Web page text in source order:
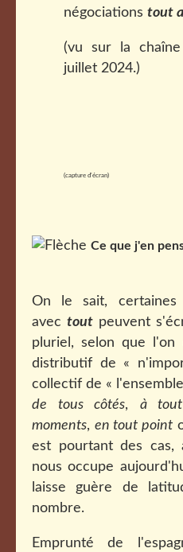
négociations tout
(vu sur la chaîne
juillet 2024.)
(capture d'écran)
Ce que j'en
On le sait, certaines
avectout peuvent
pluriel, selon que l'on
distributif de «
collectif de «
de tous côtés, à
moments, en tout point
est pourtant des
nous occupe
laisse guère de
nombre.
Emprunté de